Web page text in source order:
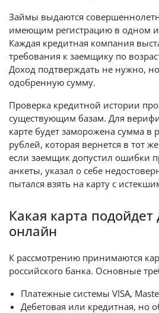
Займы выдаются
имеющим регистрацию в одном
Каждая кредитная компания
требования к заемщику по
Доход подтверждать не нужно,
одобренную сумму.
Проверка кредитной истории
существующим базам. Для
карте будет заморожена сумма в
рублей, которая вернется в тот
если заемщик допустил ошибки
анкеты, указал о себе
пытался взять на карту с
Какая карта подойдет
онлайн
К рассмотрению принимаются
российского банка. Основные
Платежные системы VISA,
Дебетовая или кредитная, но